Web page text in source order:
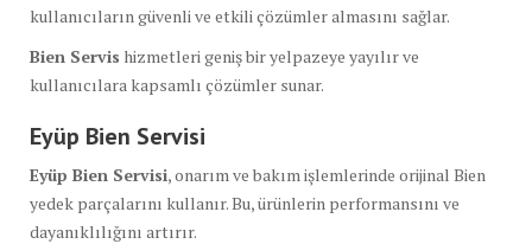
kullanıcıların güvenli ve etkili çözümler almasını sağlar.
Bien Servis hizmetleri geniş bir yelpazeye yayılır ve
kullanıcılara kapsamlı çözümler sunar.
Eyüp Bien Servisi
Eyüp Bien Servisi, onarım ve bakım işlemlerinde orijinal Bien
yedek parçalarını kullanır. Bu, ürünlerin performansını ve
dayanıklılığını artırır.